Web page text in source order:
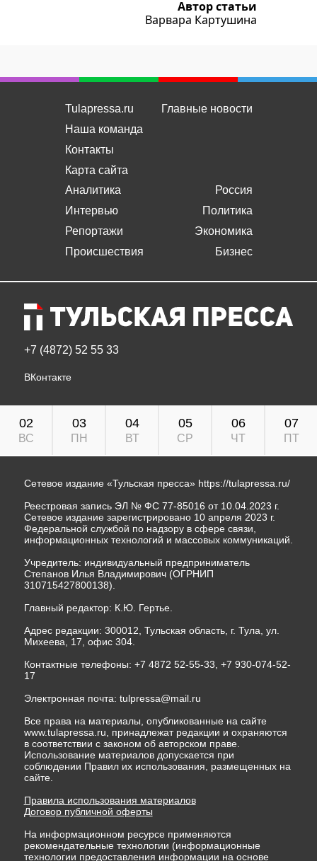
Автор статьи
Варвара Картушина
Tulapressa.ru
Наша команда
Контакты
Карта сайта
Главные новости
Аналитика
Интервью
Репортажи
Происшествия
Россия
Политика
Экономика
Бизнес
+7 (4872) 52 55 33
ВКонтакте
02
ВС
03
ПН
04
ВТ
05
СР
06
ЧТ
07
ПТ
Сетевое издание «Тульская пресса» https://tulapressa.ru/
Реестровая запись ЭЛ № ФС 77-85016 от 10.04.2023 г.
Сетевое издание зарегистрировано 10 апреля 2023 г.
Федеральной службой по надзору в сфере связи,
информационных технологий и массовых коммуникаций.
Учредитель: индивидуальный предприниматель
Степанов Илья Владимирович (ОГРНИП
310715427800138).
Главный редактор: К.Ю. Гертье.
Адрес редакции: 300012, Тульская область, г. Тула, ул.
Михеева, 17, офис 304.
Контактные телефоны: +7 4872 52-55-33, +7 930-074-52-
17
Электронная почта: tulpressa@mail.ru
Все права на материалы, опубликованные на сайте
www.tulapressa.ru, принадлежат редакции и охраняются
в соответствии с законом об авторском праве.
Использование материалов допускается при
соблюдении Правил их использования, размещенных на
сайте.
Правила использования материалов
Договор публичной оферты
На информационном ресурсе применяются
рекомендательные технологии (информационные
технологии предоставления информации на основе